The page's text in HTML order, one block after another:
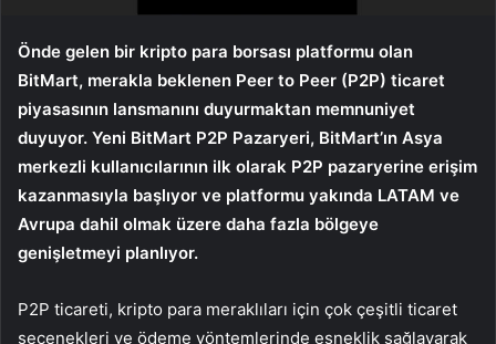
Önde gelen bir kripto para borsası platformu olan
BitMart, merakla beklenen Peer to Peer (P2P) ticaret
piyasasının lansmanını duyurmaktan memnuniyet
duyuyor. Yeni BitMart P2P Pazaryeri, BitMart’ın Asya
merkezli kullanıcılarının ilk olarak P2P pazaryerine erişim
kazanmasıyla başlıyor ve platformu yakında LATAM ve
Avrupa dahil olmak üzere daha fazla bölgeye
genişletmeyi planlıyor.
P2P ticareti, kripto para meraklıları için çok çeşitli ticaret
seçenekleri ve ödeme yöntemlerinde esneklik sağlayarak